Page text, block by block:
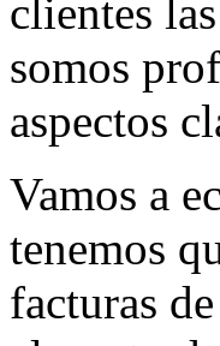
clientes
somos
aspectos
Vamos a
tenemos
facturas